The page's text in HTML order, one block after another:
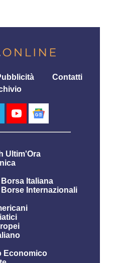
Contatti
Ultim'Ora
Italiana
Internazionali
Economico